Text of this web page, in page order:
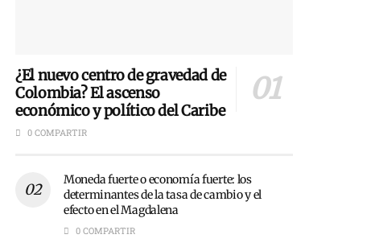
¿El nuevo centro de gravedad de
Colombia? El ascenso
económico y político del Caribe
0 COMPARTIR
Moneda fuerte o economía fuerte: los
determinantes de la tasa de cambio y el
efecto en el Magdalena
0 COMPARTIR